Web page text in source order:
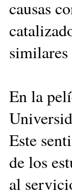
causas
similares
En la
Este
de los
al